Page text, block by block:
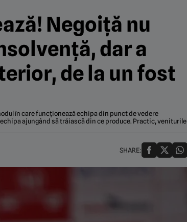
Negoiță nu
dar a
de la un fost
în care funcționează echipa din punct de vedere
ajungând să trăiască din ce produce. Practic, veniturile
SHARE: